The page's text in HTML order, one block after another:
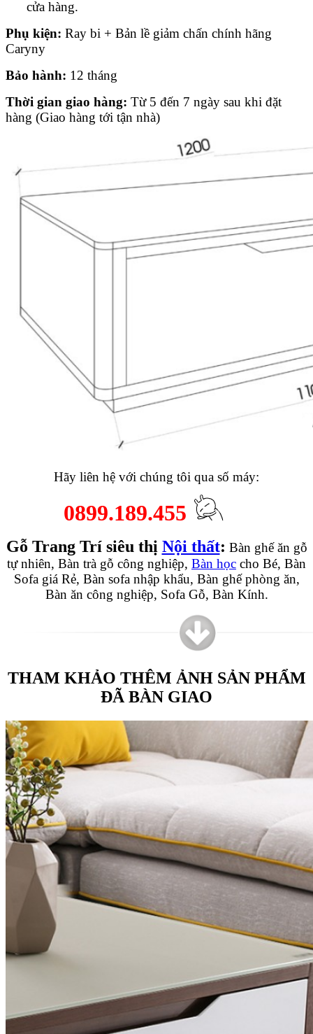
cửa hàng.
Phụ kiện: Ray bi + Bản lề giảm chấn chính hãng
Caryny
Bảo hành: 12 tháng
Thời gian giao hàng: Từ 5 đến 7 ngày sau khi đặt
hàng (Giao hàng tới tận nhà)
Hãy liên hệ với chúng tôi qua số máy:
0899.189.455
Gỗ Trang Trí siêu thị Nội thất: Bàn ghế ăn gỗ
tự nhiên, Bàn trà gỗ công nghiệp, Bàn học cho Bé, Bàn
Sofa giá Rẻ, Bàn sofa nhập khẩu, Bàn ghế phòng ăn,
Bàn ăn công nghiệp, Sofa Gỗ, Bàn Kính.
THAM KHẢO THÊM ẢNH SẢN PHẨM
ĐÃ BÀN GIAO